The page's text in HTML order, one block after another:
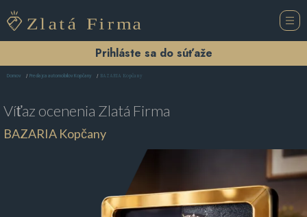
Prihláste sa do súťaže
Domov Predajca automobilov Kopčany BAZARIA Kopčany
Víťaz ocenenia Zlatá Firma
BAZARIA Kopčany